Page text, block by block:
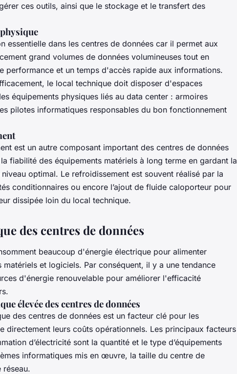
ces outils, ainsi que le stockage et le transfert des
essentielle dans les centres de données car il permet aux
grand volumes de données volumineuses tout en
performance et un temps d'accès rapide aux informations.
le local technique doit disposer d'espaces
équipements physiques liés au data center : armoires
pilotes informatiques responsables du bon fonctionnement
est un autre composant important des centres de données
fiabilité des équipements matériels à long terme en gardant la
optimal. Le refroidissement est souvent réalisé par la
conditionnaires ou encore l’ajout de fluide caloporteur pour
dissipée loin du local technique.
des centres de données
beaucoup d'énergie électrique pour alimenter
et logiciels. Par conséquent, il y a une tendance
d'énergie renouvelable pour améliorer l'efficacité
élevée des centres de données
des centres de données est un facteur clé pour les
directement leurs coûts opérationnels. Les principaux facteurs
d’électricité sont la quantité et le type d’équipements
informatiques mis en œuvre, la taille du centre de
réseau.